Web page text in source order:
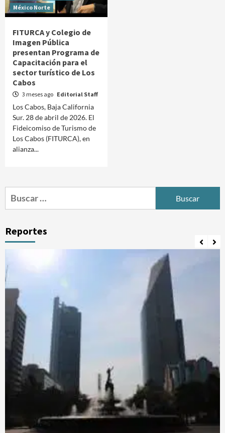
México Norte
FITURCA y Colegio de
Imagen Pública
presentan Programa de
Capacitación para el
sector turístico de Los
Cabos
3 meses ago Editorial Staff
Los Cabos, Baja California
Sur. 28 de abril de 2026. El
Fideicomiso de Turismo de
Los Cabos (FITURCA), en
alianza...
Buscar:
Reportes